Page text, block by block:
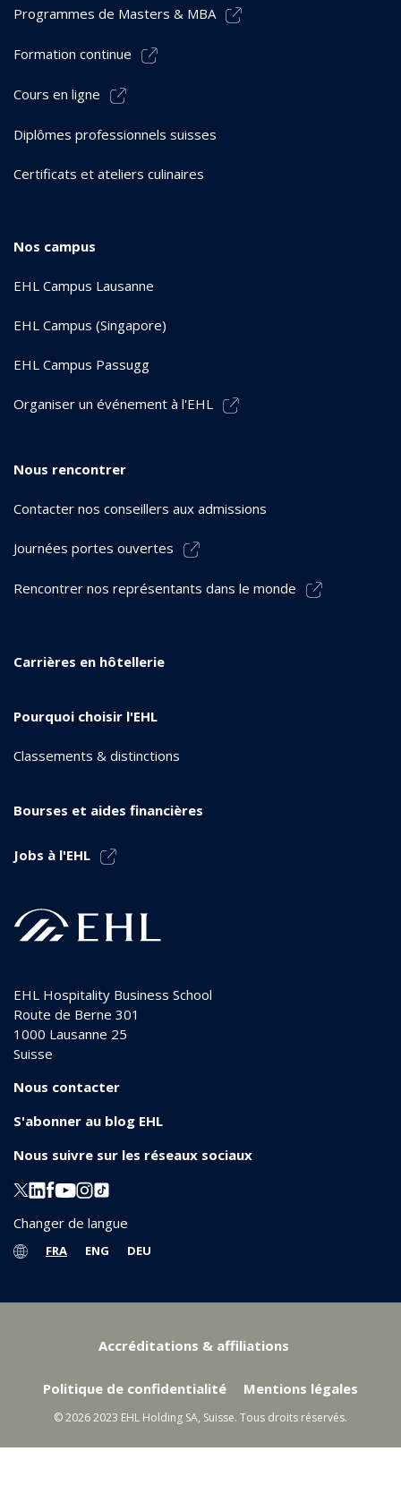
Programmes de Masters & MBA
Formation continue
Cours en ligne
Diplômes professionnels suisses
Certificats et ateliers culinaires
Nos campus
EHL Campus Lausanne
EHL Campus (Singapore)
EHL Campus Passugg
Organiser un événement à l'EHL
Nous rencontrer
Contacter nos conseillers aux admissions
Journées portes ouvertes
Rencontrer nos représentants dans le monde
Carrières en hôtellerie
Pourquoi choisir l'EHL
Classements & distinctions
Bourses et aides financières
Jobs à l'EHL
EHL Hospitality Business School
Route de Berne 301
1000 Lausanne 25
Suisse
Nous contacter
S'abonner au blog EHL
Nous suivre sur les réseaux sociaux
Changer de langue
FRA ENG DEU
Accréditations & affiliations
Politique de confidentialité Mentions légales
© 2026 2023 EHL Holding SA, Suisse. Tous droits réservés.